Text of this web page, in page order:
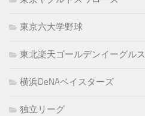
東京六大学野球
東北楽天ゴールデンイーグルス
横浜DeNAベイスターズ
独立リーグ